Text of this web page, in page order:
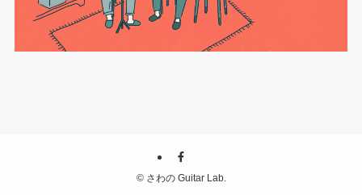
©さわの Guitar Lab.